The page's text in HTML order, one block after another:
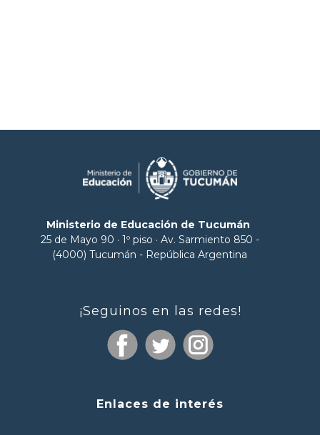
Ministerio de Educación de Tucumán
25 de Mayo 90 · 1º piso · Av. Sarmiento 850 -
(4000) Tucumán - República Argentina
¡Seguinos en las redes!
Enlaces de interés